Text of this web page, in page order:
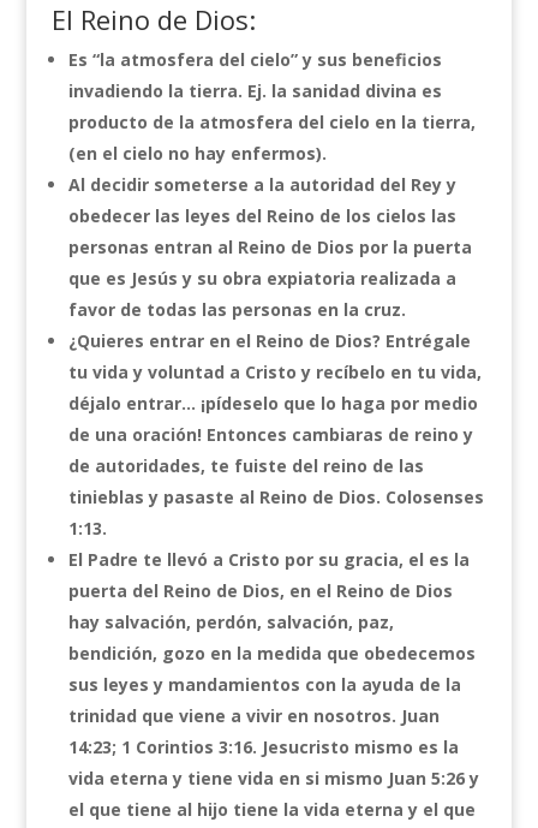
El Reino de Dios:
Es “la atmosfera del cielo” y sus beneficios
invadiendo la tierra. Ej. la sanidad divina es
producto de la atmosfera del cielo en la tierra,
(en el cielo no hay enfermos).
Al decidir someterse a la autoridad del Rey y
obedecer las leyes del Reino de los cielos las
personas entran al Reino de Dios por la puerta
que es Jesús y su obra expiatoria realizada a
favor de todas las personas en la cruz.
¿Quieres entrar en el Reino de Dios? Entrégale
tu vida y voluntad a Cristo y recíbelo en tu vida,
déjalo entrar… ¡pídeselo que lo haga por medio
de una oración! Entonces cambiaras de reino y
de autoridades, te fuiste del reino de las
tinieblas y pasaste al Reino de Dios. Colosenses
1:13.
El Padre te llevó a Cristo por su gracia, el es la
puerta del Reino de Dios, en el Reino de Dios
hay salvación, perdón, salvación, paz,
bendición, gozo en la medida que obedecemos
sus leyes y mandamientos con la ayuda de la
trinidad que viene a vivir en nosotros. Juan
14:23; 1 Corintios 3:16. Jesucristo mismo es la
vida eterna y tiene vida en si mismo Juan 5:26 y
el que tiene al hijo tiene la vida eterna y el que